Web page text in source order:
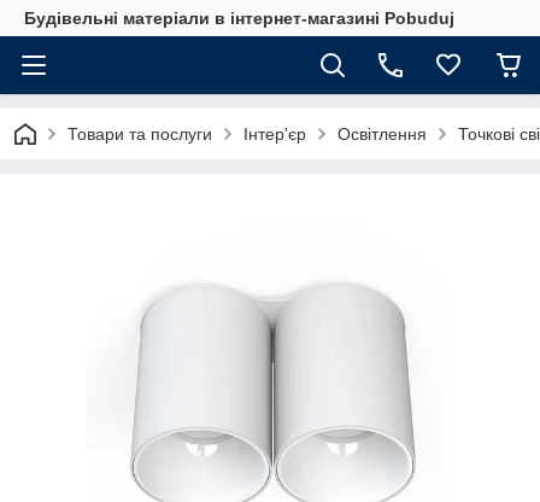
Будівельні матеріали в інтернет-магазині Pobuduj
Товари та послуги Інтер'єр Освітлення Точкові